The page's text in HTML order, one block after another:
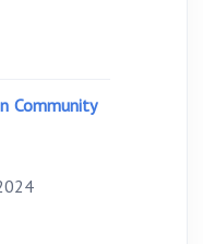
Community